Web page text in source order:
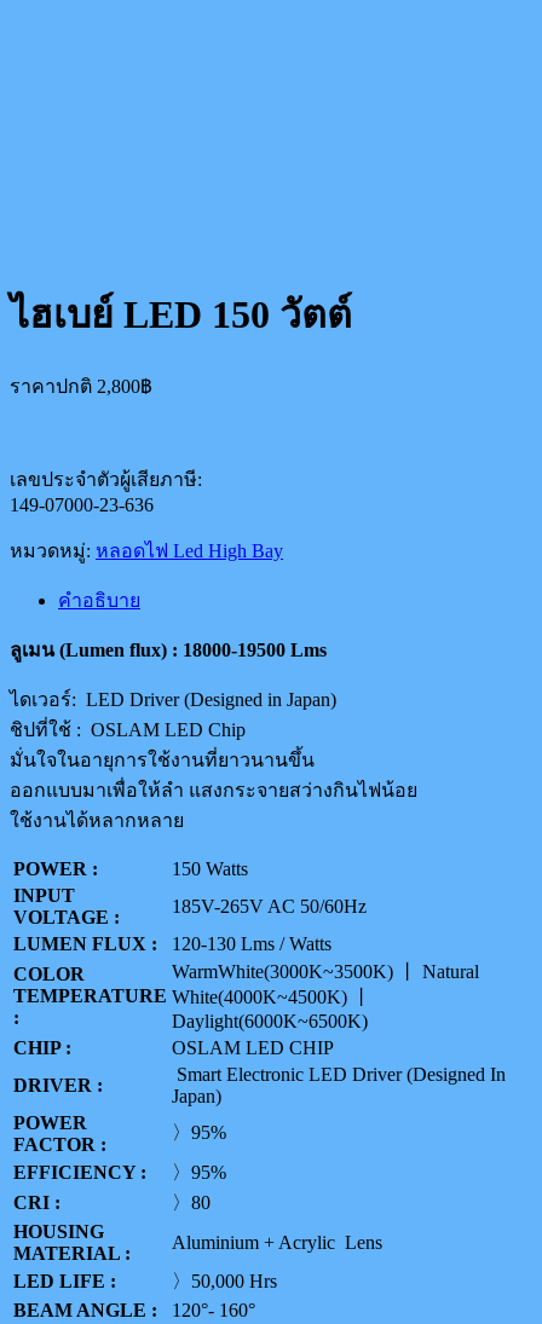
ไฮเบย์ LED 150 วัตต์
ราคาปกติ 2,800฿
เลขประจำตัวผู้เสียภาษี:
149-07000-23-636
หมวดหมู่: หลอดไฟ Led High Bay
คำอธิบาย
ลูเมน (Lumen flux) : 18000-19500 Lms
ไดเวอร์: LED Driver (Designed in Japan)
ชิปที่ใช้ : OSLAM LED Chip
มั่นใจในอายุการใช้งานที่ยาวนานขึ้น
ออกแบบมาเพื่อให้ลำ แสงกระจายสว่างกินไฟน้อย
ใช้งานได้หลากหลาย
POWER :
150 Watts
INPUT
VOLTAGE :
185V-265V AC 50/60Hz
LUMEN FLUX :
120-130 Lms / Watts
COLOR
TEMPERATURE
:
WarmWhite(3000K~3500K) 丨 Natural
White(4000K~4500K) 丨
Daylight(6000K~6500K)
CHIP :
OSLAM LED CHIP
DRIVER :
Smart Electronic LED Driver (Designed In
Japan)
POWER
FACTOR :
〉95%
EFFICIENCY :
〉95%
CRI :
〉80
HOUSING
MATERIAL :
Aluminium + Acrylic Lens
LED LIFE :
〉50,000 Hrs
BEAM ANGLE :
120°- 160°